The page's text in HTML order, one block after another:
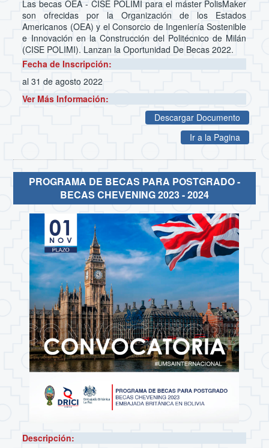
Las becas OEA - CISE POLIMI para el máster PolisMaker
son ofrecidas por la Organización de los Estados
Americanos (OEA) y el Consorcio de Ingeniería Sostenible
e Innovación en la Construcción del Politécnico de Milán
(CISE POLIMI). Lanzan la Oportunidad De Becas 2022.
Fecha de Inscripción:
al 31 de agosto 2022
Ver Más Información:
Descargar Documento
Ir a la Pagina
PROGRAMA DE BECAS PARA POSTGRADO -
BECAS CHEVENING 2023 - 2024
Descripción: